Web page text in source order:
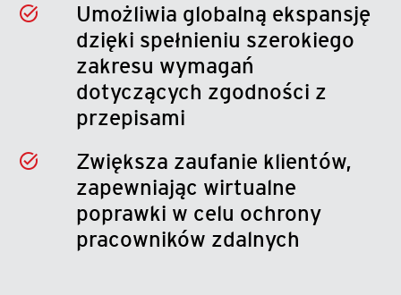
Umożliwia globalną ekspansję
dzięki spełnieniu szerokiego
zakresu wymagań
dotyczących zgodności z
przepisami
Zwiększa zaufanie klientów,
zapewniając wirtualne
poprawki w celu ochrony
pracowników zdalnych